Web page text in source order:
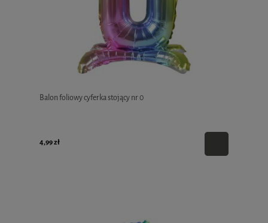
Balon foliowy cyferka stojący nr 0
4,99 zł